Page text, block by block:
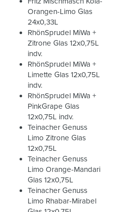
Orangen-Limo Glas
24x0,33L
RhönSprudel MiWa +
Zitrone Glas 12x0,75L
indv.
RhönSprudel MiWa +
Limette Glas 12x0,75L
indv.
RhönSprudel MiWa +
PinkGrape Glas
12x0,75L indv.
Teinacher Genuss
Limo Zitrone Glas
12x0,75L
Teinacher Genuss
Limo Orange-Mandari
Glas 12x0,75L
Teinacher Genuss
Limo Rhabar-Mirabel